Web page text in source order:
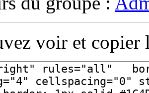
voir et copier